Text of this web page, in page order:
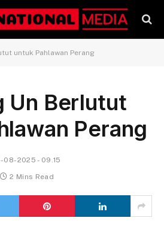
untuk Pahlawan Perang
Un Berlutut
Perang
08-2025 - 09.15
2 Mins Read